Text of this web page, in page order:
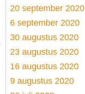
20 september 2020
6 september 2020
30 augustus 2020
23 augustus 2020
16 augustus 2020
9 augustus 2020